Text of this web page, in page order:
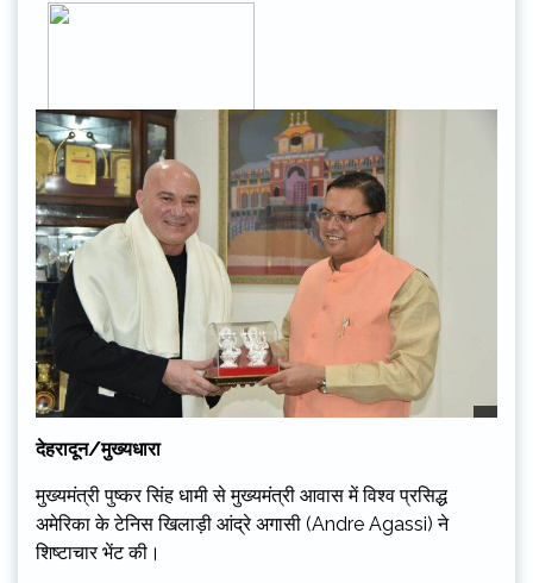
देहरादून/मुख्यधारा
मुख्यमंत्री पुष्कर सिंह धामी से मुख्यमंत्री आवास में विश्व प्रसिद्ध
अमेरिका के टेनिस खिलाड़ी आंद्रे अगासी (Andre Agassi) ने
शिष्टाचार भेंट की।